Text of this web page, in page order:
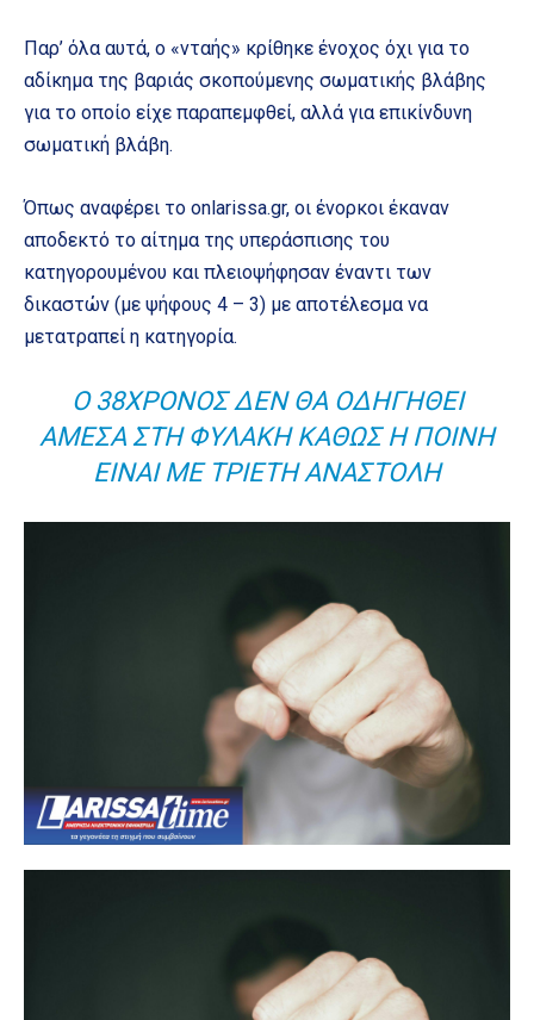
Παρ’ όλα αυτά, ο «νταής» κρίθηκε ένοχος όχι για το
αδίκημα της βαριάς σκοπούμενης σωματικής βλάβης
για το οποίο είχε παραπεμφθεί, αλλά για επικίνδυνη
σωματική βλάβη.
Όπως αναφέρει το onlarissa.gr, οι ένορκοι έκαναν
αποδεκτό το αίτημα της υπεράσπισης του
κατηγορουμένου και πλειοψήφησαν έναντι των
δικαστών (με ψήφους 4 – 3) με αποτέλεσμα να
μετατραπεί η κατηγορία.
Ο 38ΧΡΟΝΟΣ ΔΕΝ ΘΑ ΟΔΗΓΗΘΕΊ
ΆΜΕΣΑ ΣΤΗ ΦΥΛΑΚΉ ΚΑΘΏΣ Η ΠΟΙΝΉ
ΕΊΝΑΙ ΜΕ ΤΡΙΕΤΉ ΑΝΑΣΤΟΛΉ